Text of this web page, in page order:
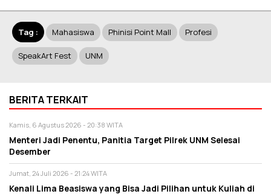
Tag : Mahasiswa Phinisi Point Mall Profesi
SpeakArt Fest UNM
BERITA TERKAIT
Kamis, 6 Agustus 2026 - 20:38 WITA
Menteri Jadi Penentu, Panitia Target Pilrek UNM Selesai
Desember
Jumat, 24 Juli 2026 - 21:24 WITA
Kenali Lima Beasiswa yang Bisa Jadi Pilihan untuk Kuliah di